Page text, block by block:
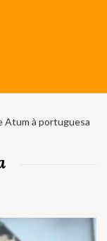
Atum à portuguesa